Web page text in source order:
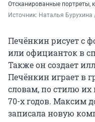
Отсканированные портреты,
Источник: Наталья Бурухина
Печёнкин рисует с
или официанток в
Также он создает
Печёнкин играет в
словам, по стилю
70-х годов. Максим
записала новую